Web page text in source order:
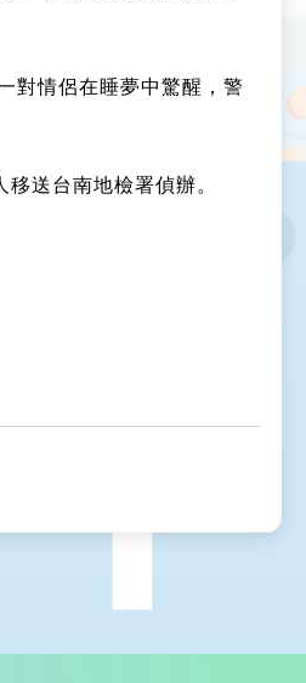
對情侶在睡夢中驚醒，警
送台南地檢署偵辦。